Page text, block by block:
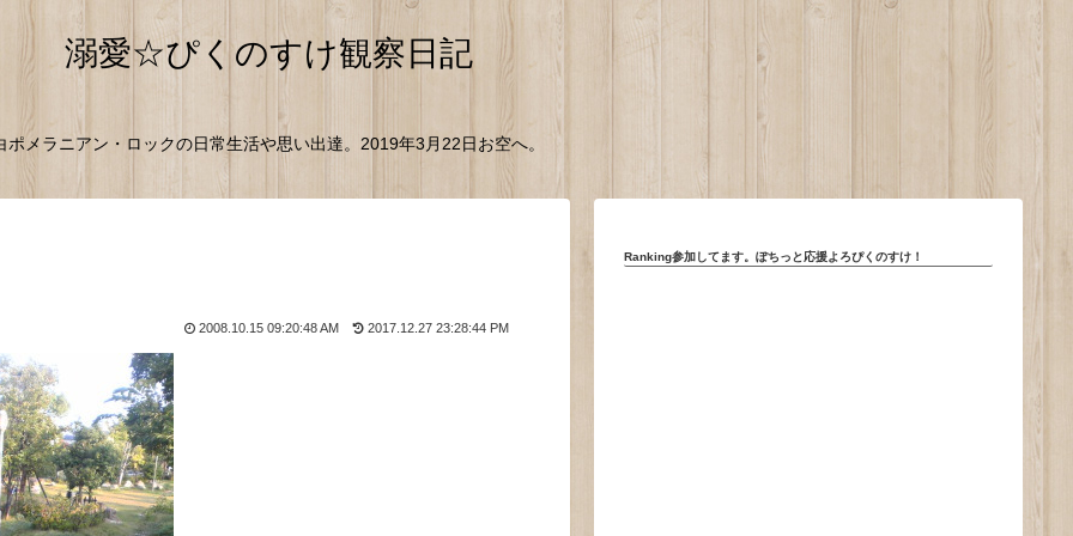
溺愛☆ぴくのすけ観察日記
ポメラニアン・ロックの日常生活や思い出達。2019年3月22日お空へ。
2008.10.15 09:20:48 AM 2017.12.27 23:28:44 PM
Ranking参加してます。ぽちっと応援よろぴくのすけ！